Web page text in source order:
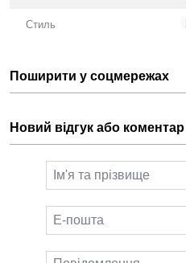
Стиль
Поширити у соцмережах
Новий відгук або коментар